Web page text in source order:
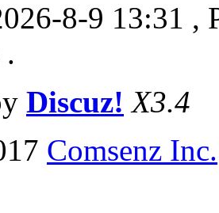
8-9 13:31 ,
Discuz! X3.4
Comsenz Inc.